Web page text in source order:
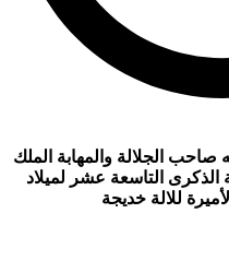
صاحب الجلالة والمهابة الملك
التاسعة عشر لميلاد
للالة خديجة